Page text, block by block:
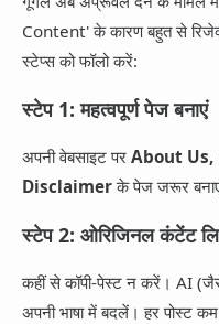
Content' के कारण बहुत से
स्टेप्स को फॉलो करें:
स्टेप 1: महत्वपूर्ण पेज बनाएं
अपनी वेबसाइट पर About Us,
Disclaimerके पेज जरूर
स्टेप 2: ओरिजिनल कंटेंट
कहीं से कॉपी-पेस्ट न करें। AI
अपनी भाषा में बदलें। हर पोस्ट